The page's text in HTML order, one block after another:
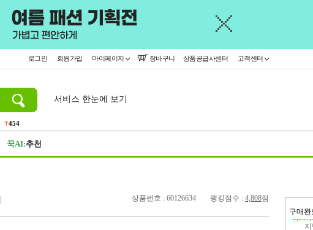
로그인 회원가입 마이페이지 장바구니 상품공급사센터 고객센터
454
서비스 한눈에 보기
꾹AI:추천
구매완
상품번호 : 60126634 랭킹점수 : 4,808점